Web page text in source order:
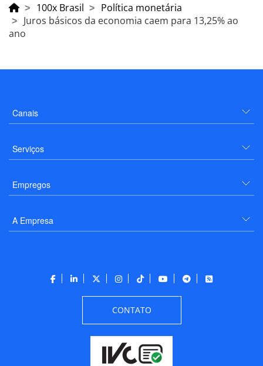
100x Brasil
Política monetária
Juros básicos da economia caem para 13,25% ao
ano
Canais
Serviços
Empregos
A Empresa
CONTATO